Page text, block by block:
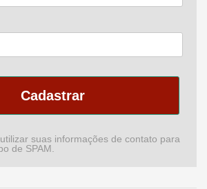
Cadastrar
suas informações de contato para
de SPAM.